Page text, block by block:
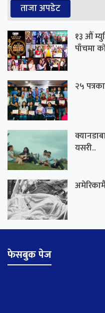
ताजा अपडेट
१३ औं
पाँचमा
२५
यसरी..
फेसबुक पेज